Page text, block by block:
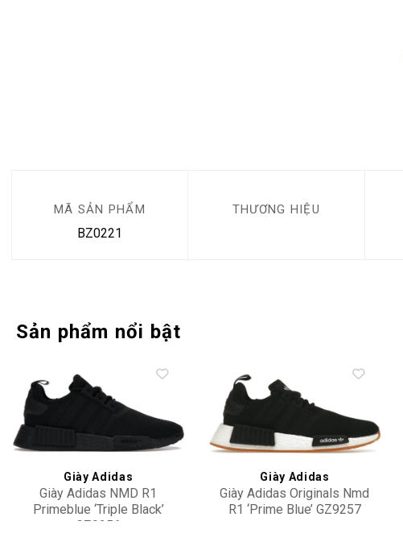
MÃ SẢN PHẨM
BZ0221
THƯƠNG HIỆU
Sản phẩm nổi bật
Add to
Giày Adidas
Giày Adidas NMD R1
Primeblue ‘Triple Black’
GZ9256
Add to
wishlist
Giày Adidas
Giày Adidas Originals Nmd
R1 ‘Prime Blue’ GZ9257